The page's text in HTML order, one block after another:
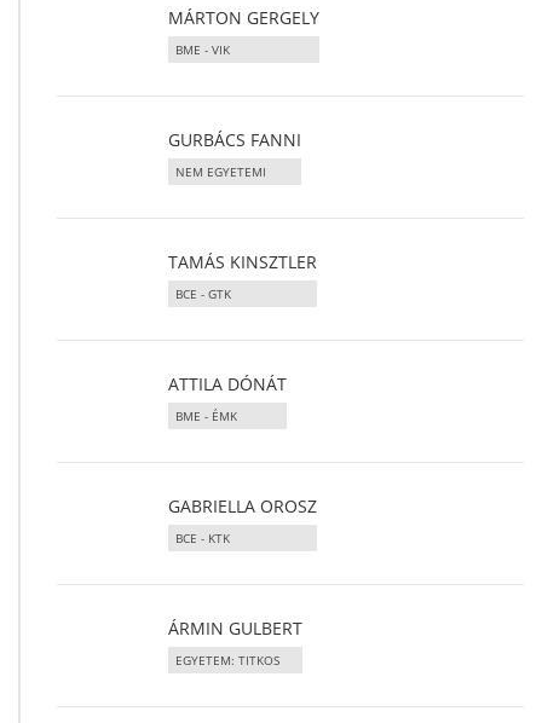
MÁRTON GERGELY
BME - VIK
GURBÁCS FANNI
NEM EGYETEMI
TAMÁS KINSZTLER
BCE - GTK
ATTILA DÓNÁT
BME - ÉMK
GABRIELLA OROSZ
BCE - KTK
ÁRMIN GULBERT
EGYETEM: TITKOS